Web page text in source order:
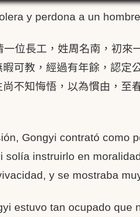
y perdona a un
一位長工，姓周名南，初來
可教，經過有年餘，認定
不知悔悟，以為慣由，至
Gongyi contrató como
solía instruirlo en
y se mostraba
estuvo tan ocupado que